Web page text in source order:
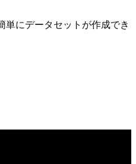
にデータセットが作成でき